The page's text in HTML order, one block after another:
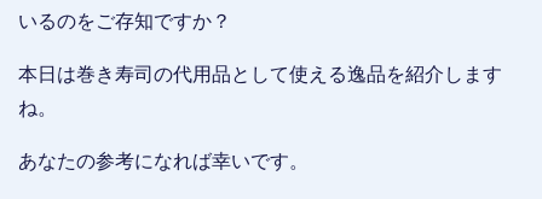
いるのをご存知ですか？
本日は巻き寿司の代用品として使える逸品を紹介します
ね。
あなたの参考になれば幸いです。